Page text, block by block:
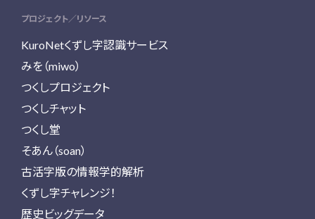
プロジェクト／リソース
KuroNetくずし字認識サービス
みを（miwo）
つくしプロジェクト
つくしチャット
つくし堂
そあん（soan）
古活字版の情報学的解析
くずし字チャレンジ！
歴史ビッグデータ